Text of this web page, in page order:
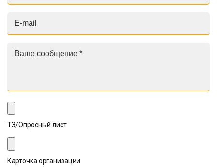
ТЗ/Опросный лист
Карточка организации